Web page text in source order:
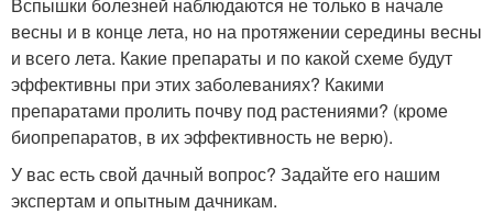
весны и в конце лета, но на протяжении середины весны
и всего лета. Какие препараты и по какой схеме будут
эффективны при этих заболеваниях? Какими
препаратами пролить почву под растениями? (кроме
биопрепаратов, в их эффективность не верю).
У вас есть свой дачный вопрос? Задайте его нашим
экспертам и опытным дачникам.